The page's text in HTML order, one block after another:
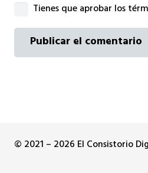
Tienes que aprobar los
Publicar el comentario
© 2021 – 2026 El Consistorio